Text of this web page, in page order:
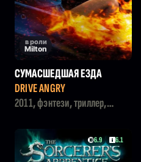
в роли
Milton
СУМАСШЕДШАЯ ЕЗДА
DRIVE ANGRY
2011, фэнтези, триллер,
6.9 6.1